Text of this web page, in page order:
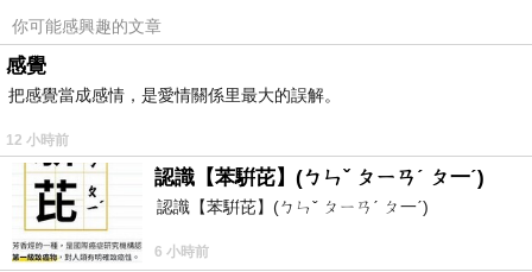
懷疑很多時都在制度解釋能力不足時補位。當官方說法太
慢、太模糊、太技術化，群眾就會用自己的想像填補空
白，每一個懷疑都來自某種不安。制度若只用「這只是個
別事件」去回應，很容易低估問題。對管理者來說，那可
能是幾十個票站的失誤；對市民來說，那是自己手上那張
本應存在的選票突然消失了。
民主制度最難維持的地方是它不能只要求人民相信結果，
你可能感興趣的文章
感覺
把感覺當成感情，是愛情關係里最大的誤解。
12 小時前
認識【苯騈芘】(ㄅㄣˇ ㄆㄧㄢˊ ㄆ一ˊ)
認識【苯騈芘】(ㄅㄣˇ ㄆㄧㄢˊ ㄆ一ˊ)
6 小時前